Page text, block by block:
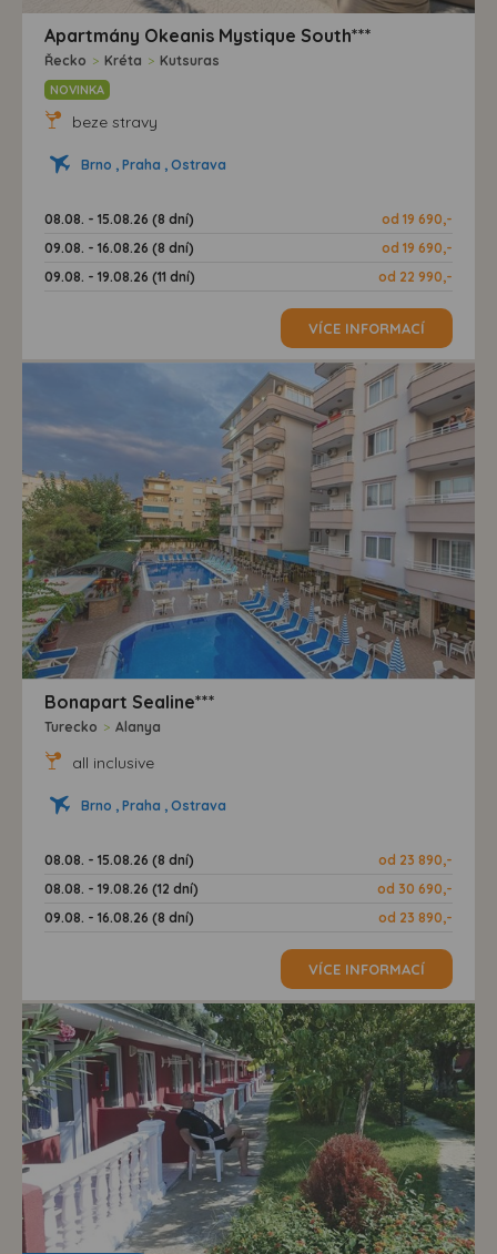
Apartmány Okeanis Mystique South***
Řecko > Kréta > Kutsuras
NOVINKA
beze stravy
Brno , Praha , Ostrava
08.08. - 15.08.26 (8 dní)
od 19 690,-
09.08. - 16.08.26 (8 dní)
od 19 690,-
09.08. - 19.08.26 (11 dní)
od 22 990,-
VÍCE INFORMACÍ
Bonapart Sealine***
Turecko > Alanya
all inclusive
Brno , Praha , Ostrava
08.08. - 15.08.26 (8 dní)
od 23 890,-
08.08. - 19.08.26 (12 dní)
od 30 690,-
09.08. - 16.08.26 (8 dní)
od 23 890,-
VÍCE INFORMACÍ